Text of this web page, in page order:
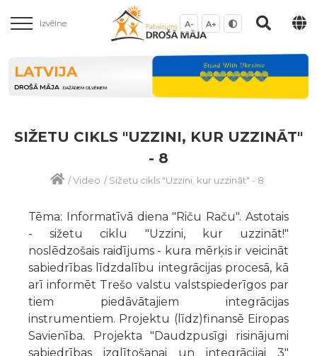
Izvēlne A- A+
LATVIJA
DROŠĀ MĀJA DAŽĀDIEM CILVĒKIEM
SIŽETU CIKLS "UZZINI, KUR UZZINĀT"
- 8
/Video /Sižetu cikls "Uzzini, kur uzzināt" - 8
Tēma: Informatīvā diena "Riču Raču". Astotais
- sižetu ciklu "Uzzini, kur uzzināt!"
noslēdzošais raidījums - kura mērķis ir veicināt
sabiedrības līdzdalību integrācijas procesā, kā
arī informēt Trešo valstu valstspiederīgos par
tiem piedāvātajiem integrācijas
instrumentiem. Projektu (līdz)finansē Eiropas
Savienība. Projekta "Daudzpusīgi risinājumi
sabiedrības izglītošanai un integrācijai 3"